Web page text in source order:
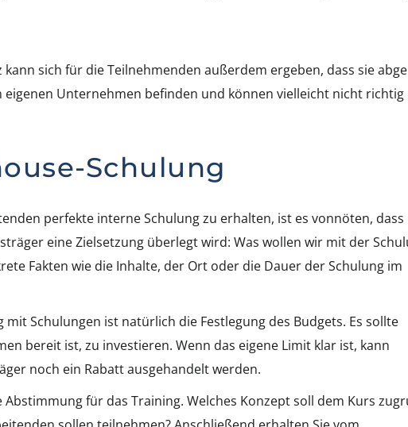
sich für die Teilnehmenden außerdem ergeben, dass sie
eigenen Unternehmen befinden und können vielleicht nicht richtig
Schulung
perfekte interne Schulung zu erhalten, ist es vonnöten, dass
eine Zielsetzung überlegt wird: Was wollen wir mit der
Fakten wie die Inhalte, der Ort oder die Dauer der Schulung im
Schulungen ist natürlich die Festlegung des Budgets. Es sollte
bereit ist, zu investieren. Wenn das eigene Limit klar ist, kann
noch ein Rabatt ausgehandelt werden.
für das Training. Welches Konzept soll dem Kurs